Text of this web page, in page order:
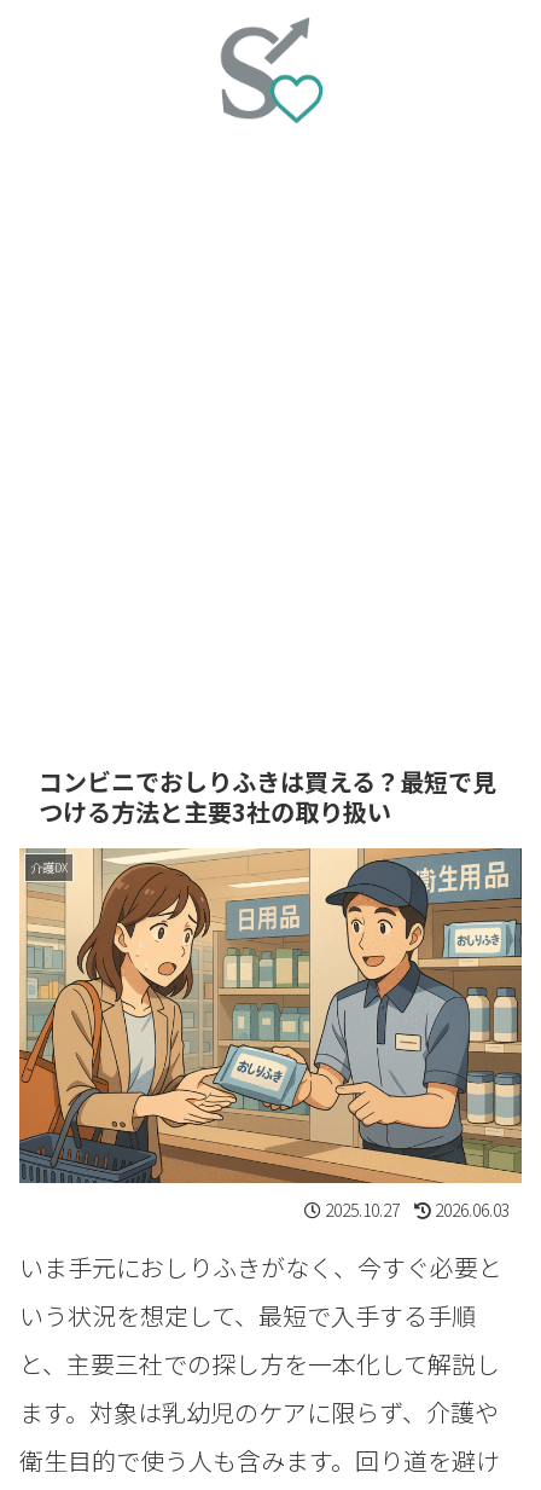
コンビニでおしりふきは買える？最短で見
つける方法と主要3社の取り扱い
介護DX
2025.10.27 2026.06.03
いま手元におしりふきがなく、今すぐ必要と
いう状況を想定して、最短で入手する手順
と、主要三社での探し方を一本化して解説し
ます。対象は乳幼児のケアに限らず、介護や
衛生目的で使う人も含みます。回り道を避け